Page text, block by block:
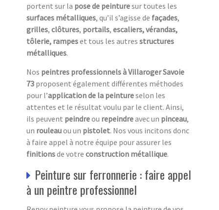
portent sur la pose de peinturesur toutes les
surfaces métalliques, qu’il s’agisse de façades,
grilles, clôtures, portails, escaliers,vérandas,
tôlerie, rampeset tous les autres structures
métalliques.
Nos peintres professionnels à Villaroger Savoie
73 proposent également différentes méthodes
pour l’application de la peintureselon les
attentes et le résultat voulu par le client. Ainsi,
ils peuvent peindreou repeindreavec un pinceau,
un rouleauou un pistolet. Nos vous incitons donc
à faire appel à notre équipe pour assurer les
finitionsde votre construction métallique.
Peinture sur ferronnerie : faire appel
à un peintre professionnel